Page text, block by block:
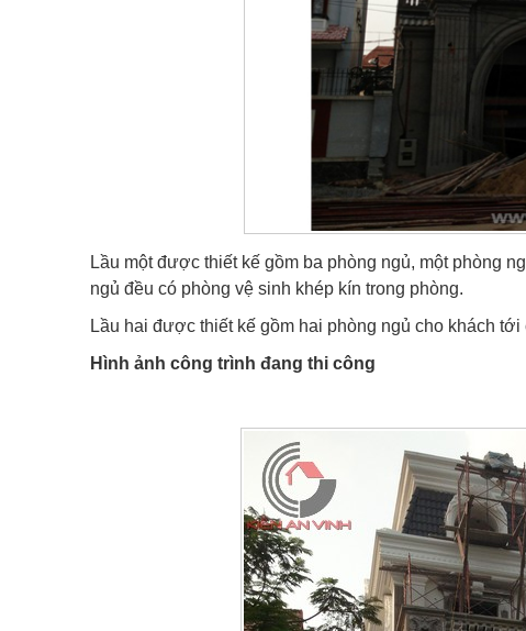
Lầu một được thiết kế gồm ba phòng ngủ, một phòng
ngủ đều có phòng vệ sinh khép kín trong phòng.
Lầu hai được thiết kế gồm hai phòng ngủ cho khách
Hình ảnh công trình đang thi công